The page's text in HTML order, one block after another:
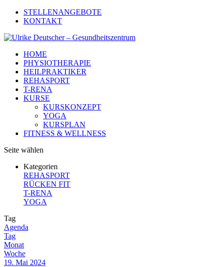
STELLENANGEBOTE
KONTAKT
HOME
PHYSIOTHERAPIE
HEILPRAKTIKER
REHASPORT
T-RENA
KURSE
KURSKONZEPT
YOGA
KURSPLAN
FITNESS & WELLNESS
Seite wählen
Kategorien
REHASPORT
RÜCKEN FIT
T-RENA
YOGA
Tag
Agenda
Tag
Monat
Woche
19. Mai 2024